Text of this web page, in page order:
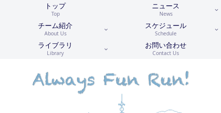
トップ
Top
ニュース
News
チーム紹介
About Us
スケジュール
Schedule
ライブラリ
Library
お問い合わせ
Contact Us